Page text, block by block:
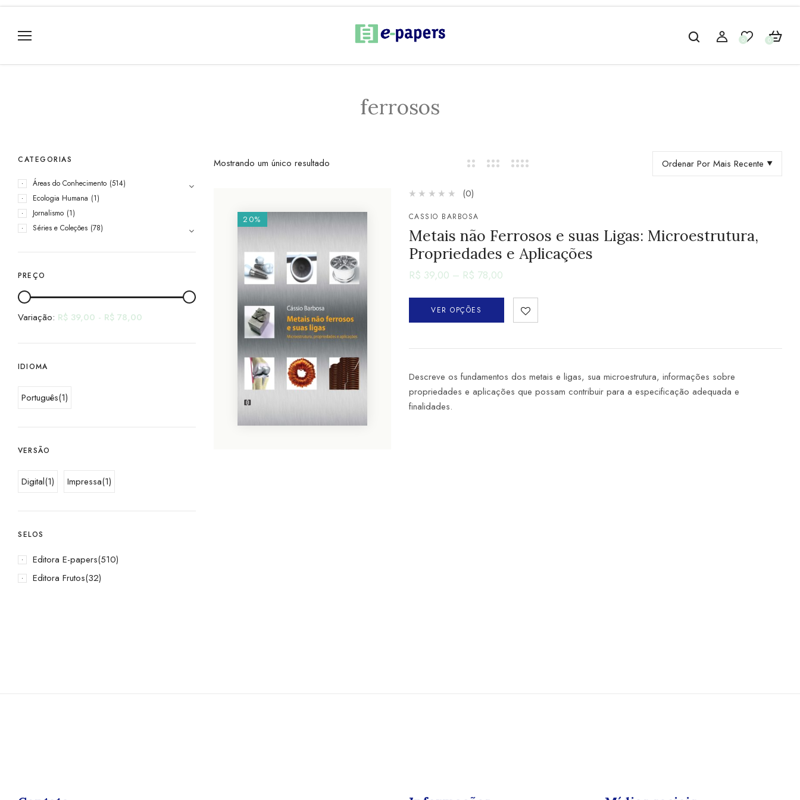
0 0
ferrosos
CATEGORIAS
Áreas do Conhecimento (514)
Ecologia Humana (1)
Jornalismo (1)
Séries e Coleções (78)
PREÇO
Variação: R$ 39,00 - R$ 78,00
IDIOMA
Português(1)
VERSÃO
Digital(1) Impressa(1)
SELOS
Editora E-papers(510)
Editora Frutos(32)
Mostrando um único resultado Ordenar Por Mais Recente
20%
(0)
CASSIO BARBOSA
Metais não Ferrosos e suas Ligas: Microestrutura,
Propriedades e Aplicações
R$ 39,00 – R$ 78,00
VER OPÇÕES
Descreve os fundamentos dos metais e ligas, sua microestrutura, informações sobre
propriedades e aplicações que possam contribuir para a especificação adequada e
finalidades.